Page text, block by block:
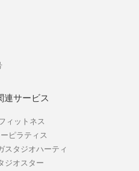
連サービス
ィットネス
ピラティス
スタジオハーティ
ジオスター